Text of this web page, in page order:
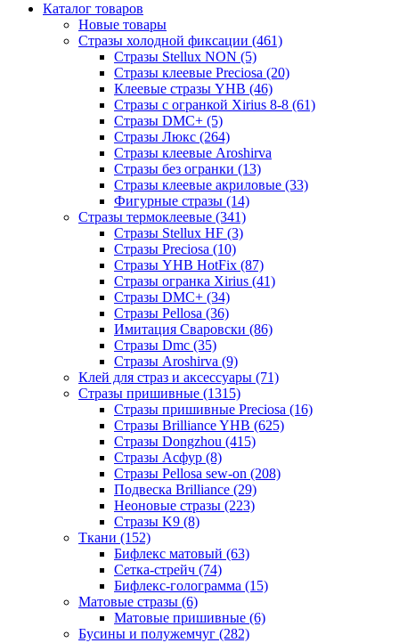
Каталог товаров
Новые товары
Стразы холодной фиксации (461)
Стразы Stellux NON (5)
Стразы клеевые Preciosa (20)
Клеевые стразы YHB (46)
Стразы с огранкой Xirius 8-8 (61)
Стразы DMC+ (5)
Стразы Люкс (264)
Стразы клеевые Aroshirva
Стразы без огранки (13)
Стразы клеевые акриловые (33)
Фигурные стразы (14)
Стразы термоклеевые (341)
Стразы Stellux HF (3)
Стразы Preciosa (10)
Стразы YHB HotFix (87)
Стразы огранка Xirius (41)
Стразы DMC+ (34)
Стразы Pellosa (36)
Имитация Сваровски (86)
Стразы Dmc (35)
Стразы Aroshirva (9)
Клей для страз и аксессуары (71)
Стразы пришивные (1315)
Стразы пришивные Preciosa (16)
Стразы Brilliance YHB (625)
Стразы Dongzhou (415)
Стразы Асфур (8)
Стразы Pellosa sew-on (208)
Подвеска Brilliance (29)
Неоновые стразы (223)
Стразы K9 (8)
Ткани (152)
Бифлекс матовый (63)
Сетка-стрейч (74)
Бифлекс-голограмма (15)
Матовые стразы (6)
Матовые пришивные (6)
Бусины и полужемчуг (282)